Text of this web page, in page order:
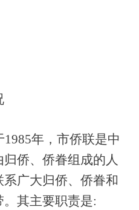
1985年，市侨联是中
侨、侨眷组成的人
广大归侨、侨眷和
其主要职责是: